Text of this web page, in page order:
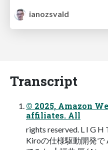
ianozsvald
Transcript
© 2025, Amazon
affiliates. All
rights reserved. L I G H
Kiroの仕様駆動開発で